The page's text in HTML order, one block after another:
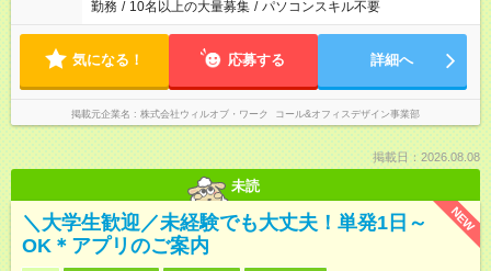
勤務 / 10名以上の大量募集 / パソコンスキル不要
気になる！ 応募する 詳細へ
掲載元企業名 株式会社ウィルオブ・ワーク コール&オフィスデザイン事業部
掲載日：2026.08.08
未読
NEW
＼大学生歓迎／未経験でも大丈夫！単発1日～
OK＊アプリのご案内